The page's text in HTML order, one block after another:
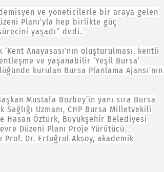
ve yöneticilerle bir araya gelen
Planı’yla hep birlikte güç
yaşadı” dedi.
Anayasası’nın oluşturulması, kentli
ve yaşanabilir ‘Yeşil Bursa’
kurulan Bursa Planlama Ajansı’nın
Mustafa Bozbey’in yanı sıra Bursa
Sağlığı Uzmanı, CHP Bursa Milletvekili
Hasan Öztürk, Büyükşehir Belediyesi
Düzeni Planı Proje Yürütücü
Prof. Dr. Ertuğrul Aksoy, akademik